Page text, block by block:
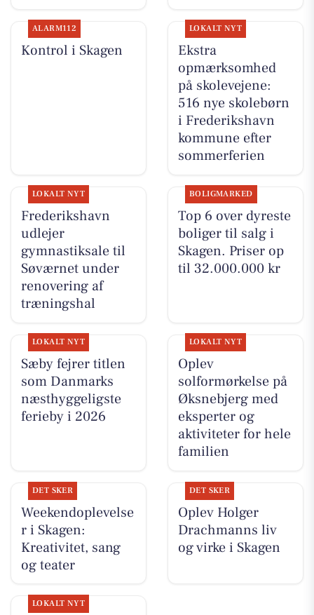
ALARM112
Kontrol i Skagen
LOKALT NYT
Ekstra
opmærksomhed
på skolevejene:
516 nye skolebørn
i Frederikshavn
kommune efter
sommerferien
LOKALT NYT
Frederikshavn
udlejer
gymnastiksale til
Søværnet under
renovering af
træningshal
BOLIGMARKED
Top 6 over dyreste
boliger til salg i
Skagen. Priser op
til 32.000.000 kr
LOKALT NYT
Sæby fejrer titlen
som Danmarks
næsthyggeligste
ferieby i 2026
LOKALT NYT
Oplev
solformørkelse på
Øksnebjerg med
eksperter og
aktiviteter for hele
familien
DET SKER
Weekendoplevelse
r i Skagen:
Kreativitet, sang
og teater
DET SKER
Oplev Holger
Drachmanns liv
og virke i Skagen
LOKALT NYT